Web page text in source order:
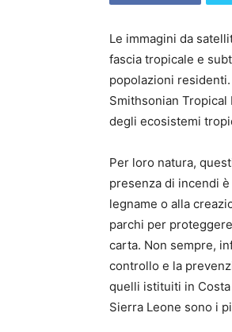
Le immagini da
fascia tropicale e
popolazioni
Smithsonian Tropical
degli ecosistemi
Per loro natura,
presenza di incendi
legname o alla
parchi per
carta. Non sempre,
controllo e la
quelli istituiti in Costa
Sierra Leone sono i